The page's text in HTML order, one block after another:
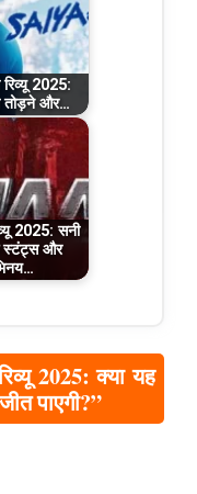
रिव्यू 2025:
तोड़ने और…
2025: सनी
और
2025: क्या यह
पाएगी?”